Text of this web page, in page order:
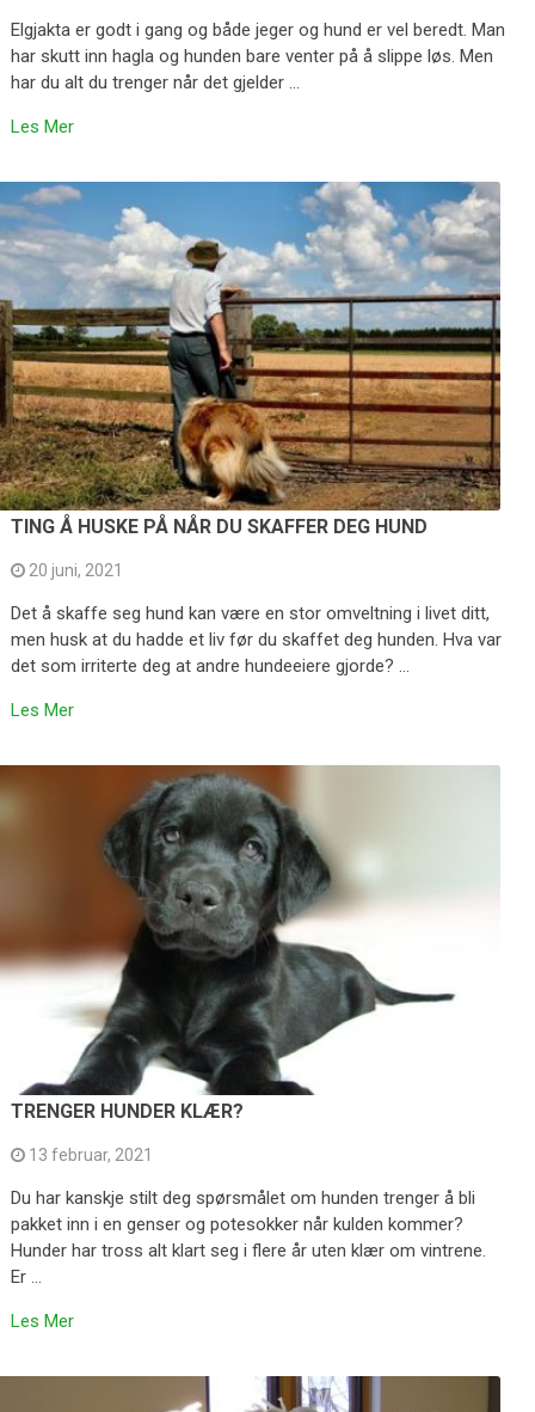
Elgjakta er godt i gang og både jeger og hund er vel beredt. Man
har skutt inn hagla og hunden bare venter på å slippe løs. Men
har du alt du trenger når det gjelder …
Les Mer
TING Å HUSKE PÅ NÅR DU SKAFFER DEG HUND
20 juni, 2021
Det å skaffe seg hund kan være en stor omveltning i livet ditt,
men husk at du hadde et liv før du skaffet deg hunden. Hva var
det som irriterte deg at andre hundeeiere gjorde? …
Les Mer
TRENGER HUNDER KLÆR?
13 februar, 2021
Du har kanskje stilt deg spørsmålet om hunden trenger å bli
pakket inn i en genser og potesokker når kulden kommer?
Hunder har tross alt klart seg i flere år uten klær om vintrene.
Er …
Les Mer